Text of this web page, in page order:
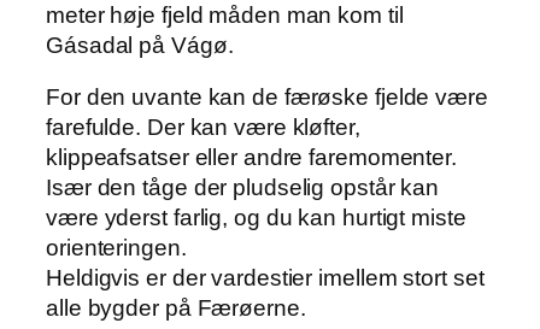
meter høje fjeld måden man kom til
Gásadal på Vágø.
For den uvante kan de færøske fjelde være
farefulde. Der kan være kløfter,
klippeafsatser eller andre faremomenter.
Især den tåge der pludselig opstår kan
være yderst farlig, og du kan hurtigt miste
orienteringen.
Heldigvis er der vardestier imellem stort set
alle bygder på Færøerne.